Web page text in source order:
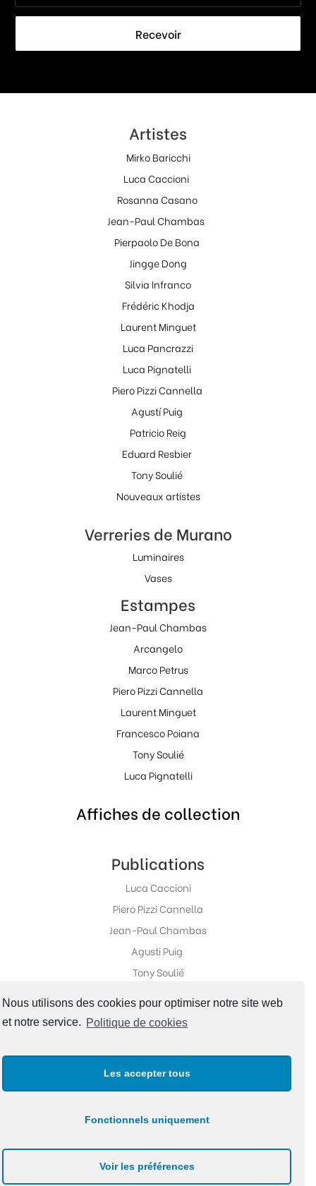
Nous utilisons des cookies pour optimiser notre site web
et notre service. Politique de cookies
Les accepter tous
Fonctionnels uniquement
Voir les préférences
Recevoir
Artistes
Mirko Baricchi
Luca Caccioni
Rosanna Casano
Jean-Paul Chambas
Pierpaolo De Bona
Jingge Dong
Silvia Infranco
Frédéric Khodja
Laurent Minguet
Luca Pancrazzi
Luca Pignatelli
Piero Pizzi Cannella
Agustí Puig
Patricio Reig
Eduard Resbier
Tony Soulié
Nouveaux artistes
Verreries de Murano
Luminaires
Vases
Estampes
Jean-Paul Chambas
Arcangelo
Marco Petrus
Piero Pizzi Cannella
Laurent Minguet
Francesco Poiana
Tony Soulié
Luca Pignatelli
Affiches de collection
Publications
Luca Caccioni
Piero Pizzi Cannella
Jean-Paul Chambas
Agusti Puig
Tony Soulié
Réseaux sociaux
Copyright ©Galerie Fabrice Galvani |
confidentialité|Site Map